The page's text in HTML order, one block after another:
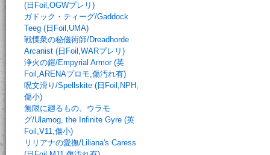
(日Foil,OGWプレリ)
ガドック・ティーグ/Gaddock
Teeg (日Foil,UMA)
戦慄衆の秘儀術師/Dreadhorde
Arcanist (日Foil,WARプレリ)
浄火の鎧/Empyrial Armor (英
Foil,ARENAプロモ,傷汚れ有)
呪文滑り/Spellskite (日Foil,NPH,
傷小)
無限に廻るもの、ウラモ
グ/Ulamog, the Infinite Gyre (英
Foil,V11,傷小)
リリアナの愛撫/Liliana's Caress